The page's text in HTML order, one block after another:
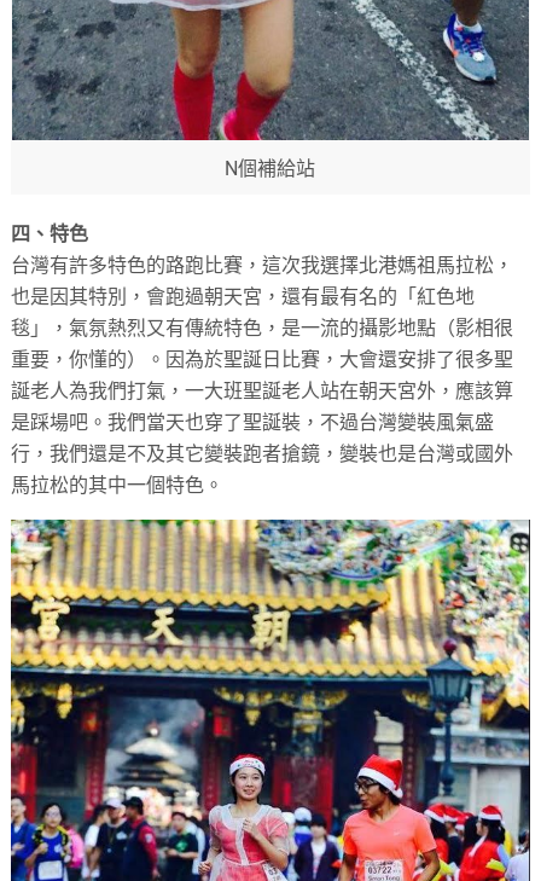
N個補給站
​四、特色
台灣有許多特色的路跑比賽，這次我選擇北港媽祖馬拉松，
也是因其特別，會跑過朝天宮，還有最有名的「紅色地
毯」，氣氛熱烈又有傳統特色，是一流的攝影地點（影相很
重要，你懂的）。因為於聖誕日比賽，大會還安排了很多聖
誕老人為我們打氣，一大班聖誕老人站在朝天宮外，應該算
是踩場吧。我們當天也穿了聖誕裝，不過台灣變裝風氣盛
行，我們還是不及其它變裝跑者搶鏡，變裝也是台灣或國外
馬拉松的其中一個特色。